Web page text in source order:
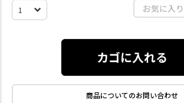
お気に入
カゴに入れる
商品についてのお問い合わせ